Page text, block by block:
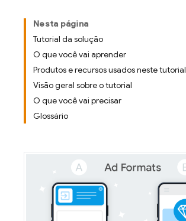
Nesta página
Tutorial da solução
O que você vai aprender
Produtos e recursos usados neste tutorial
Visão geral sobre o tutorial
O que você vai precisar
Glossário